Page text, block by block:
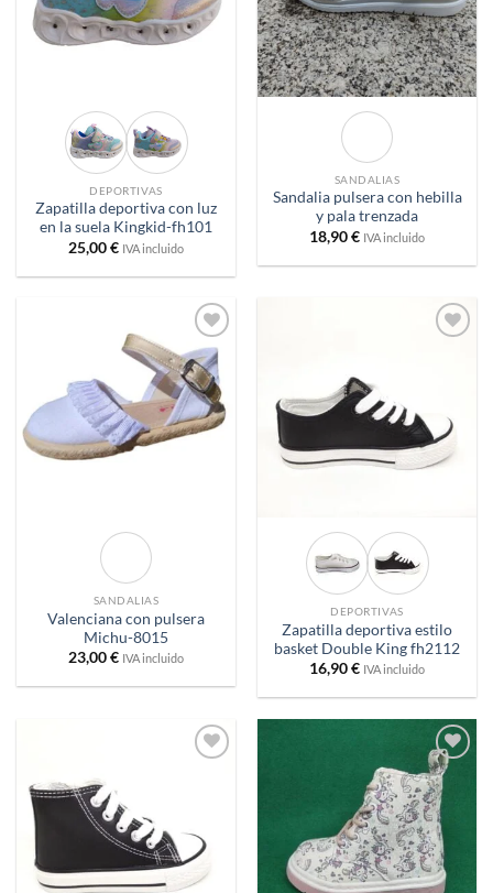
DEPORTIVAS
Zapatilla deportiva con luz
en la suela Kingkid-fh101
25,00€ IVA incluido
SANDALIAS
Sandalia pulsera con hebilla
y pala trenzada
18,90€ IVA incluido
Añadir
a
deseos
SANDALIAS
Valenciana con pulsera
Michu-8015
23,00€ IVA incluido
DEPORTIVAS
Zapatilla deportiva estilo
basket Double King fh2112
16,90€ IVA incluido
Añadir
a
deseos